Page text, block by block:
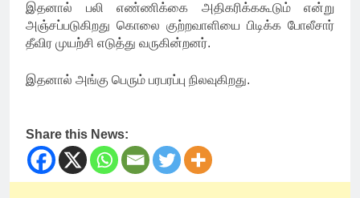
இதனால் பலி எண்ணிக்கை அதிகரிக்ககூடும் என்று
அஞ்சப்படுகிறது கொலை குற்றவாளியை பிடிக்க போலீசார்
தீவிர முயற்சி எடுத்து வருகின்றனர்.
இதனால் அங்கு பெரும் பரபரப்பு நிலவுகிறது.
Share this News: